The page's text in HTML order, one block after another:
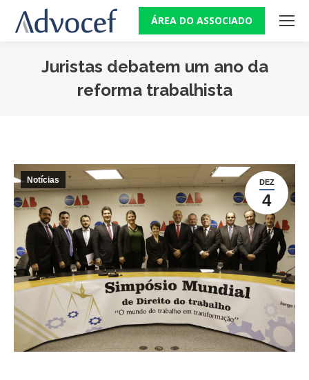
ÁREA DO ASSOCIADO
Juristas debatem um ano da
reforma trabalhista
DEZ
4
Notícias